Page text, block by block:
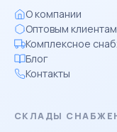
О компании
Оптовым клиентам
Комплексное
Блог
Контакты
СКЛАДЫ